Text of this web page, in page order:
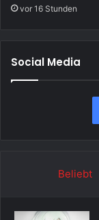
vor 16 Stunden
Social Media
Beliebt